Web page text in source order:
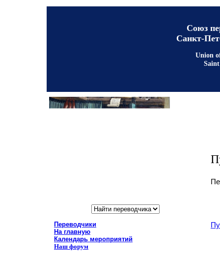
Союз
Санкт-
Union
Переводчики
На главную
Календарь мероприятий
Наш форум